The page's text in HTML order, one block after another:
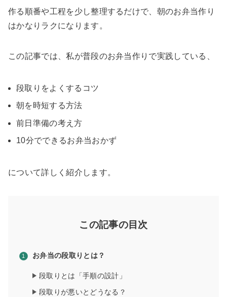
作る順番や工程を少し整理するだけで、朝のお弁当作り
はかなりラクになります。
この記事では、私が普段のお弁当作りで実践している、
段取りをよくするコツ
朝を時短する方法
前日準備の考え方
10分でできるお弁当おかず
について詳しく紹介します。
この記事の目次
お弁当の段取りとは？
段取りとは「手順の設計」
段取りが悪いとどうなる？